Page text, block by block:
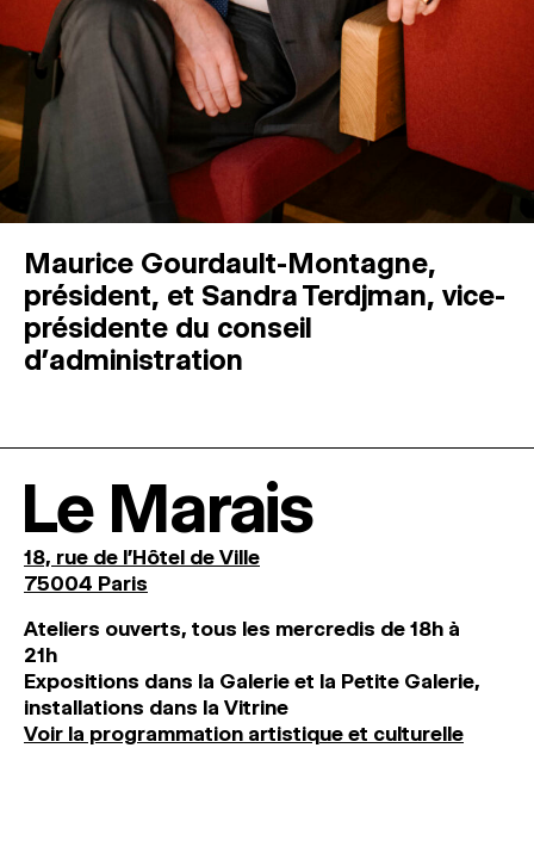
Maurice Gourdault-Montagne,
président, et Sandra Terdjman, vice-
présidente du conseil
d’administration
Le Marais
18, rue de l'Hôtel de Ville
75004 Paris
Ateliers ouverts, tous les mercredis de 18h à
21h
Expositions dans la Galerie et la Petite Galerie,
installations dans la Vitrine
Voir la programmation artistique et culturelle